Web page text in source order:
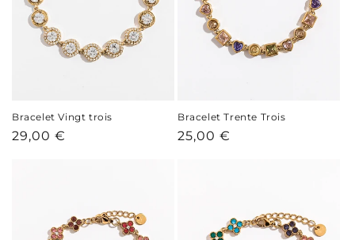
Bracelet Vingt trois
Prix
29,00 €
Bracelet Trente Trois
Prix
25,00 €